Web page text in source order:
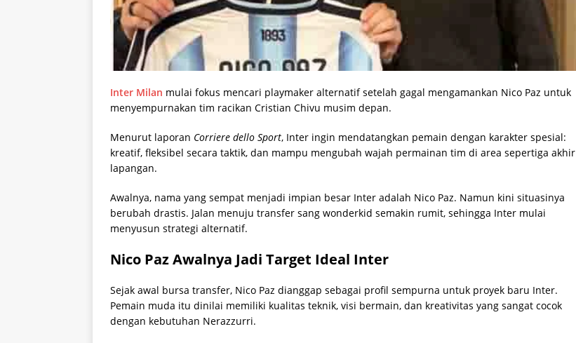
Inter Milan mulai fokus mencari playmaker alternatif setelah gagal mengamankan Nico Paz untuk
menyempurnakan tim racikan Cristian Chivu musim depan.
Menurut laporan Corriere dello Sport, Inter ingin mendatangkan pemain dengan karakter spesial:
kreatif, fleksibel secara taktik, dan mampu mengubah wajah permainan tim di area sepertiga akhir
lapangan.
Awalnya, nama yang sempat menjadi impian besar Inter adalah Nico Paz. Namun kini situasinya
berubah drastis. Jalan menuju transfer sang wonderkid semakin rumit, sehingga Inter mulai
menyusun strategi alternatif.
Nico Paz Awalnya Jadi Target Ideal Inter
Sejak awal bursa transfer, Nico Paz dianggap sebagai profil sempurna untuk proyek baru Inter.
Pemain muda itu dinilai memiliki kualitas teknik, visi bermain, dan kreativitas yang sangat cocok
dengan kebutuhan Nerazzurri.